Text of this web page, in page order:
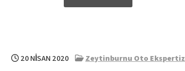
20 NISAN 2020 Zeytinburnu Oto Ekspertiz